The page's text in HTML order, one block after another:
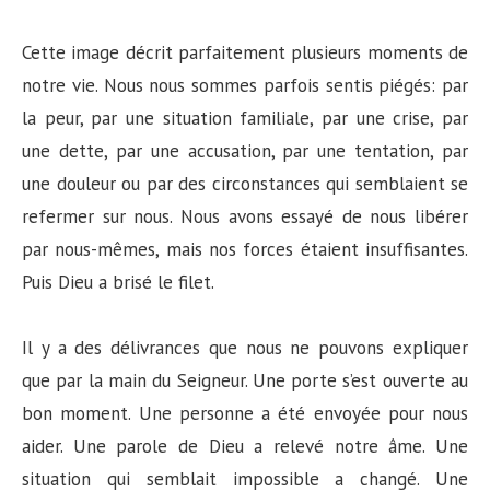
Cette image décrit parfaitement plusieurs moments de
notre vie. Nous nous sommes parfois sentis piégés: par
la peur, par une situation familiale, par une crise, par
une dette, par une accusation, par une tentation, par
une douleur ou par des circonstances qui semblaient se
refermer sur nous. Nous avons essayé de nous libérer
par nous-mêmes, mais nos forces étaient insuffisantes.
Puis Dieu a brisé le filet.
Il y a des délivrances que nous ne pouvons expliquer
que par la main du Seigneur. Une porte s’est ouverte au
bon moment. Une personne a été envoyée pour nous
aider. Une parole de Dieu a relevé notre âme. Une
situation qui semblait impossible a changé. Une